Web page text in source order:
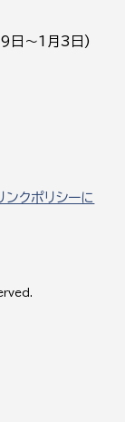
日～1月3日)
ンクポリシーに